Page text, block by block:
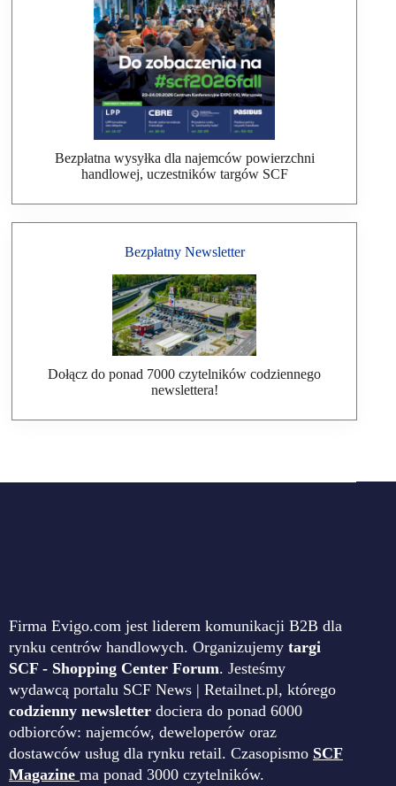
Bezpłatna wysyłka dla najemców powierzchni
handlowej, uczestników targów SCF
Bezpłatny Newsletter
Dołącz do ponad 7000 czytelników codziennego
newslettera!
Firma Evigo.com jest liderem komunikacji B2B dla
rynku centrów handlowych. Organizujemy targi
SCF - Shopping Center Forum. Jesteśmy
wydawcą portalu SCF News | Retailnet.pl, którego
codzienny newsletter dociera do ponad 6000
odbiorców: najemców, deweloperów oraz
dostawców usług dla rynku retail. Czasopismo SCF
Magazine ma ponad 3000 czytelników.